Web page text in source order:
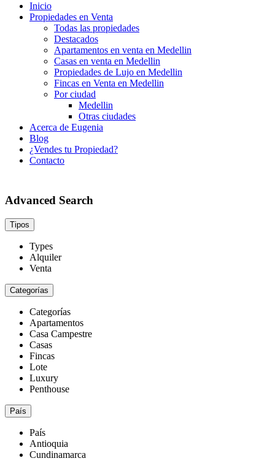
Inicio
Propiedades en Venta
Todas las propiedades
Destacados
Apartamentos en venta en Medellin
Casas en venta en Medellin
Propiedades de Lujo en Medellin
Fincas en Venta en Medellin
Por ciudad
Medellin
Otras ciudades
Acerca de Eugenia
Blog
¿Vendes tu Propiedad?
Contacto
Advanced Search
Tipos
Types
Alquiler
Venta
Categorías
Categorías
Apartamentos
Casa Campestre
Casas
Fincas
Lote
Luxury
Penthouse
País
País
Antioquia
Cundinamarca